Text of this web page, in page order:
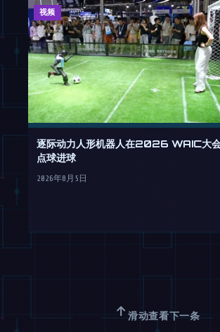
视频
逐际动力人形机器人在2026 WAIC大
点球进球
2026年8月5日
↑滑动查看下一条